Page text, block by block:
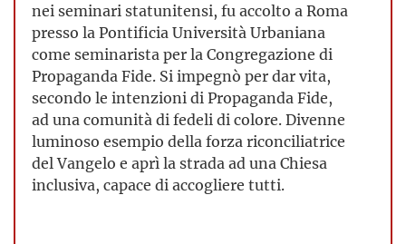
nei seminari statunitensi, fu accolto a Roma
presso la Pontificia Università Urbaniana
come seminarista per la Congregazione di
Propaganda Fide. Si impegnò per dar vita,
secondo le intenzioni di Propaganda Fide,
ad una comunità di fedeli di colore. Divenne
luminoso esempio della forza riconciliatrice
del Vangelo e aprì la strada ad una Chiesa
inclusiva, capace di accogliere tutti.